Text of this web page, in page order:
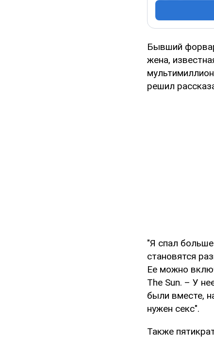
Бывший
жена,
решил
"Я спал
становятся
Ее можно
The Sun. – У
были вместе,
нужен секс".
Также